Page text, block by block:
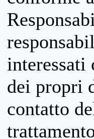
dei propri
contatto